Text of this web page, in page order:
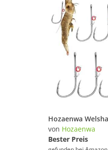
von Hozaenwa
Bester Preis